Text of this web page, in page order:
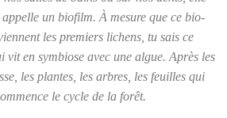
appelle un bio­film. À mesure que ce bio­
les pre­miers lichens, tu sais ce
vit en sym­biose avec une algue. Après les
les plantes, les arbres, les feuilles qui
le cycle de la forêt.